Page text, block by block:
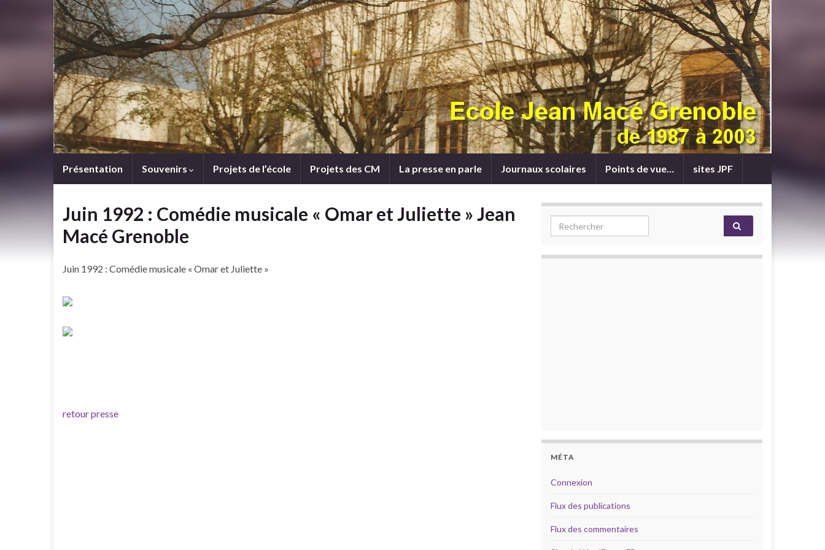
Présentation Souvenirs Projets de l’école Projets des CM La presse en parle Journaux scolaires Points de vue… sites JPF
Juin 1992 : Comédie musicale « Omar et Juliette » Jean
Macé Grenoble
Juin 1992 : Comédie musicale « Omar et Juliette »
retour presse
Search for:
MÉTA
Connexion
Flux des publications
Flux des commentaires